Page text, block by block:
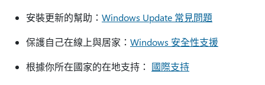
安裝更新的幫助： Windows Update 常見問題
保護自己在線上與居家： Windows 安全性支援
根據你所在國家的在地支持： 國際支持